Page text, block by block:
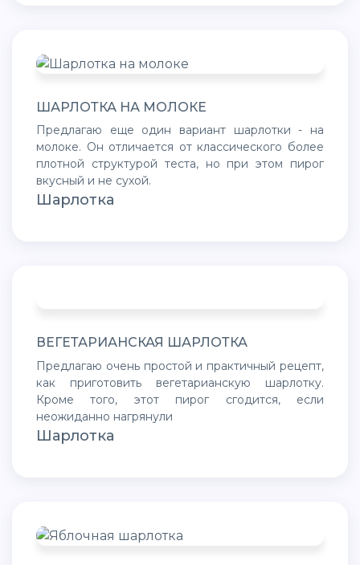
ШАРЛОТКА НА МОЛОКЕ
Предлагаю еще один вариант шарлотки - на
молоке. Он отличается от классического более
плотной структурой теста, но при этом пирог
вкусный и не сухой.
Шарлотка
ВЕГЕТАРИАНСКАЯ ШАРЛОТКА
Предлагаю очень простой и практичный рецепт,
как приготовить вегетарианскую шарлотку.
Кроме того, этот пирог сгодится, если
неожиданно нагрянули
Шарлотка